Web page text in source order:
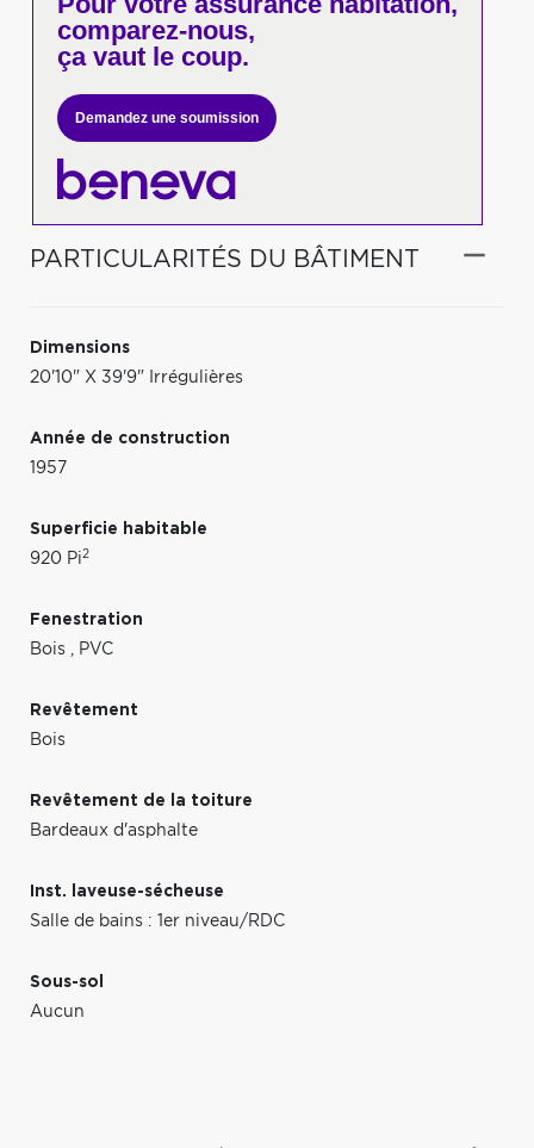
comparez-nous,
ça vaut le coup.
Demandez une soumission
PARTICULARITÉS DU BÂTIMENT
Dimensions
20'10" X 39'9" Irrégulières
Année de construction
1957
Superficie habitable
920 Pi2
Fenestration
Bois , PVC
Revêtement
Bois
Revêtement de la toiture
Bardeaux d'asphalte
Inst. laveuse-sécheuse
Salle de bains : 1er niveau/RDC
Sous-sol
Aucun